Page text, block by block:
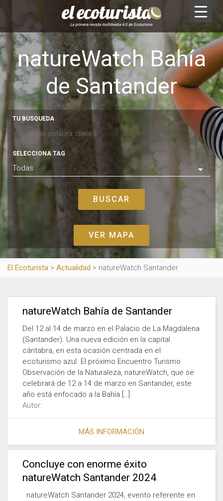
natureWatch Bahía
de Santander
TU BUSQUEDA
SELECCIONA TAG
VER MAPA
El Ecoturista > Actualidad > natureWatch Santander
natureWatch Bahía de Santander
Del 12 al 14 de marzo en el Palacio de La Magdalena
(Santander). Una nueva edición en la capital
cántabra, en esta ocasión centrada en el
ecoturismo azul. El próximo Encuentro Turismo
Observación de la Naturaleza, natureWatch, que se
celebrará de 12 a 14 de marzo en Santander, este
año está enfocado a la Bahía […]
Autor:
MÁS INFORMACIÓN
Concluye con enorme éxito
natureWatch Santander 2024
natureWatch Santander 2024, evento referente en